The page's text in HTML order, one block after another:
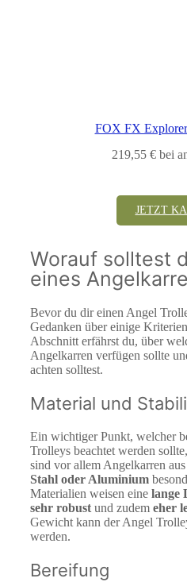
FOX FX
219,55 € bei
JETZT
Worauf solltest
eines
Bevor du dir einen Angel
Gedanken über einige
Abschnitt erfährst du, über
Angelkarren verfügen sollte
achten solltest.
Material und
Ein wichtiger Punkt, welcher
Trolleys beachtet werden
sind vor allem Angelkarren aus
Stahl oder Aluminium
Materialien weisen eine lange
sehr robust und zudem eher
Gewicht kann der Angel
werden.
Bereifung